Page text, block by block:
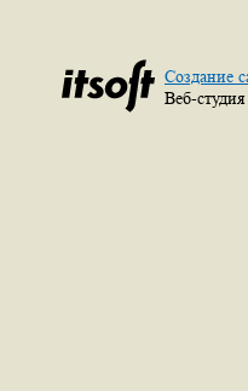
Создание
Веб-студия